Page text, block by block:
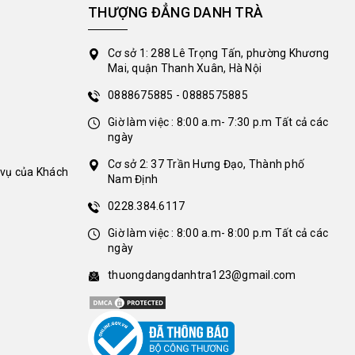
của Khách
THƯỢNG ĐẲNG DANH TRÀ
Cơ sở 1: 288 Lê Trọng Tấn, phường Khương
Mai, quận Thanh Xuân, Hà Nội
0888675885 - 0888575885
Giờ làm việc : 8:00 a.m- 7:30 p.m Tất cả các
ngày
Cơ sở 2: 37 Trần Hưng Đạo, Thành phố
Nam Định
0228.384.6117
Giờ làm việc : 8:00 a.m- 8:00 p.m Tất cả các
ngày
thuongdangdanhtra123@gmail.com